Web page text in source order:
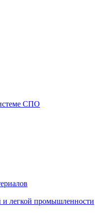
СПО
и легкой промышленности